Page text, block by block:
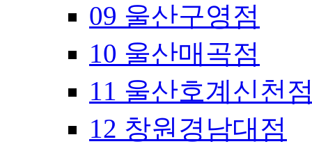
09 울산구영점
10 울산매곡점
11 울산호계신천
12 창원경남대점